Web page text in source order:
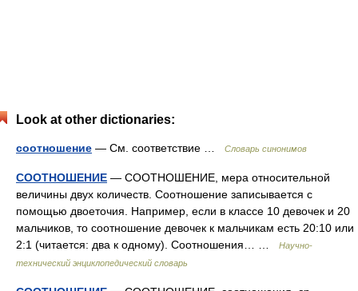
Look at other dictionaries:
соотношение — См. соответствие … Словарь синонимов
СООТНОШЕНИЕ — СООТНОШЕНИЕ, мера относительной
величины двух количеств. Соотношение записывается с
помощью двоеточия. Например, если в классе 10 девочек и 20
мальчиков, то соотношение девочек к мальчикам есть 20:10 или
2:1 (читается: два к одному). Соотношения… …
Научно-
технический энциклопедический словарь